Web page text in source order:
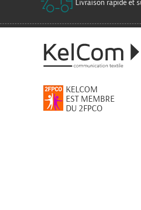
Livraison rapide et
KELCOM
EST MEMBRE
DU 2FPCO